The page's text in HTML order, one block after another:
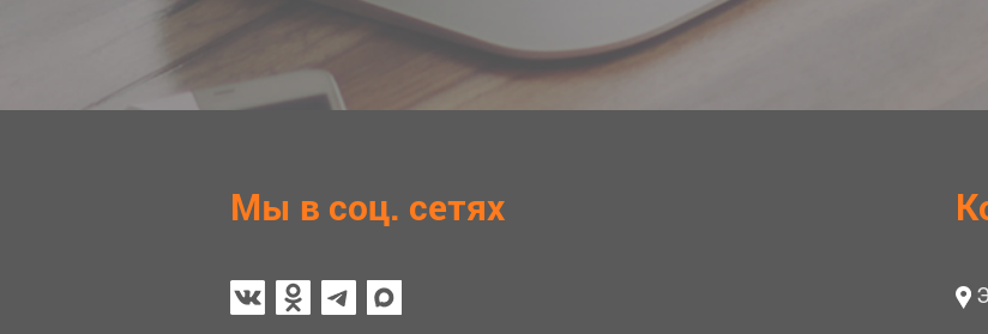
Мы в соц. сетях